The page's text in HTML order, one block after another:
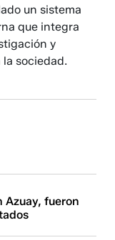
un sistema
que integra
y
sociedad.
Azuay, fueron